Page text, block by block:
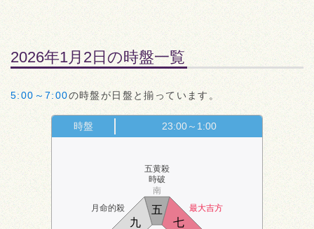
2026年1月2日の時盤一覧
5:00～7:00の時盤が日盤と揃っています。
時盤 23:00～1:00
月命的殺
五黄殺
時破
最大吉方
南
七
九
五